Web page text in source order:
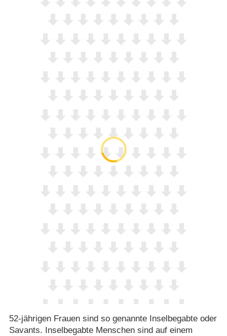
52-jährigen Frauen sind so genannte Inselbegabte oder
Savants. Inselbegabte Menschen sind auf einem